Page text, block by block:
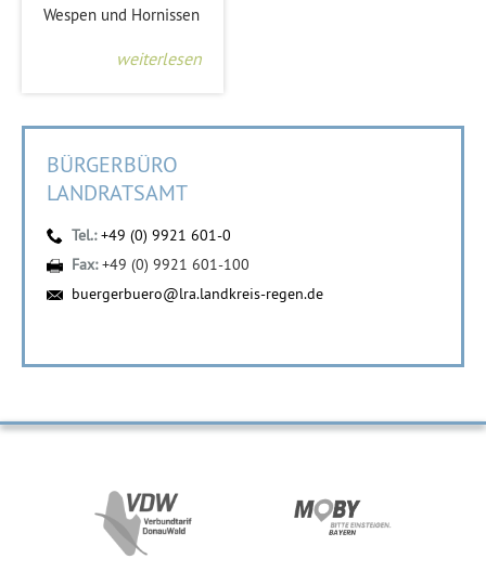
Wespen und Hornissen
weiterlesen
BÜRGERBÜRO
LANDRATSAMT
Tel.:+49 (0) 9921 601-0
Fax:+49 (0) 9921 601-100
buergerbuero@lra.landkreis-regen.de